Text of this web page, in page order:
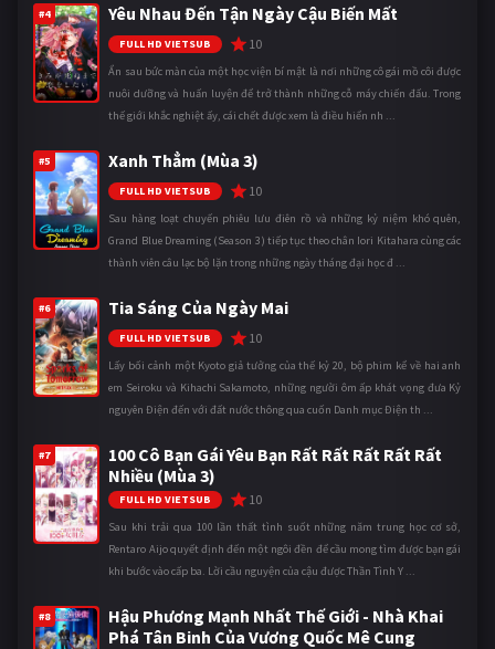
#4 Yêu Nhau Đến Tận Ngày Cậu Biến Mất
FULL HD VIETSUB 10
Ẩn sau bức màn của một học viện bí mật là nơi những cô gái mồ côi được
nuôi dưỡng và huấn luyện để trở thành những cỗ máy chiến đấu. Trong
thế giới khắc nghiệt ấy, cái chết được xem là điều hiển nh ...
#5 Xanh Thẳm (Mùa 3)
FULL HD VIETSUB 10
Sau hàng loạt chuyến phiêu lưu điên rồ và những kỷ niệm khó quên,
Grand Blue Dreaming (Season 3) tiếp tục theo chân Iori Kitahara cùng các
thành viên câu lạc bộ lặn trong những ngày tháng đại học đ ...
#6 Tia Sáng Của Ngày Mai
FULL HD VIETSUB 10
Lấy bối cảnh một Kyoto giả tưởng của thế kỷ 20, bộ phim kể về hai anh
em Seiroku và Kihachi Sakamoto, những người ôm ấp khát vọng đưa Kỷ
nguyên Điện đến với đất nước thông qua cuốn Danh mục Điện th ...
#7
100 Cô Bạn Gái Yêu Bạn Rất Rất Rất Rất Rất
Nhiều (Mùa 3)
FULL HD VIETSUB 10
Sau khi trải qua 100 lần thất tình suốt những năm trung học cơ sở,
Rentaro Aijo quyết định đến một ngôi đền để cầu mong tìm được bạn gái
khi bước vào cấp ba. Lời cầu nguyện của cậu được Thần Tình Y ...
#8
Hậu Phương Mạnh Nhất Thế Giới - Nhà Khai
Phá Tân Binh Của Vương Quốc Mê Cung